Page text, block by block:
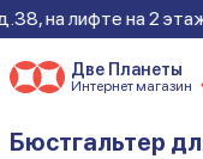
на лифте на 2 этаж,
Две Планеты
Интернет магазин
Бюстгальтер